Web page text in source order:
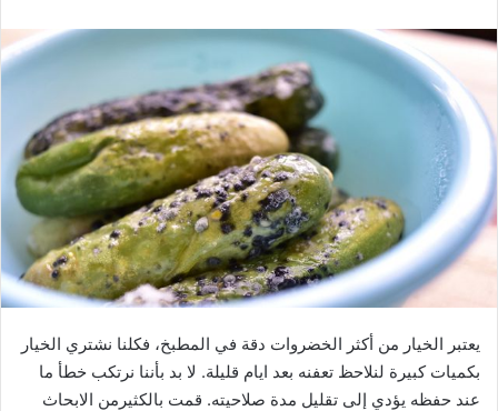
يعتبر الخيار من أكثر الخضروات دقة في المطبخ، فكلنا نشتري الخيار
بكميات كبيرة لنلاحظ تعفنه بعد ايام قليلة. لا بد بأننا نرتكب خطأ ما
عند حفظه يؤدي إلى تقليل مدة صلاحيته. قمت بالكثيرمن الابحاث